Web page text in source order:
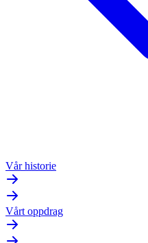
Vår historie
Vårt oppdrag